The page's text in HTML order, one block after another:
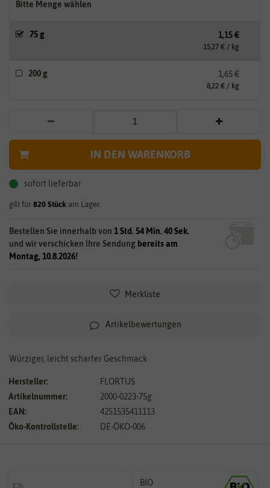
Bitte Menge wählen
75 g 1,15 €
15,27 € / kg
200 g 1,65 €
8,22 € / kg
IN DEN WARENKORB
sofort lieferbar
gilt für 820 Stück am Lager.
Bestellen Sie innerhalb von 1 Std. 54 Min. 39 Sek.
und wir verschicken Ihre Sendung bereits am
Montag, 10.8.2026!
Merkliste
Artikelbewertungen
Würziger, leicht scharfer Geschmack
Hersteller:
FLORTUS
Artikelnummer:
2000-0223-75g
EAN:
4251535411113
Öko-Kontrollstelle:
DE-ÖKO-006
BIO